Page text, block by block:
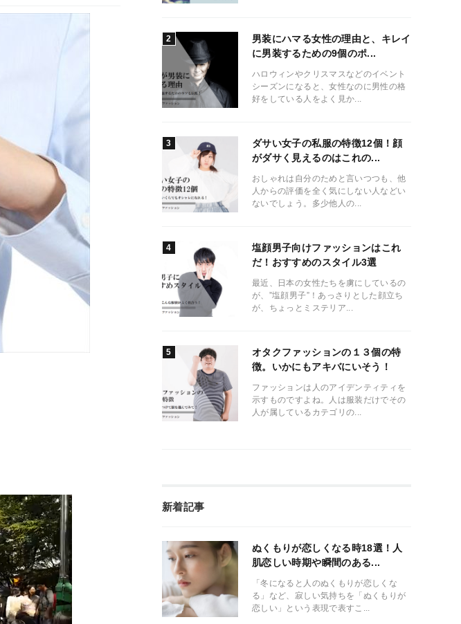
男装にハマる女性の理由と、キレイ
に男装するための9個のポ...
ハロウィンやクリスマスなどのイベント
シーズンになると、女性なのに男性の格
好をしている人をよく見か...
ダサい女子の私服の特徴12個！顔
がダサく見えるのはこれの...
おしゃれは自分のためと言いつつも、他
人からの評価を全く気にしない人などい
ないでしょう。多少他人の...
塩顔男子向けファッションはこれ
だ！おすすめのスタイル3選
最近、日本の女性たちを虜にしているの
が、”塩顔男子”！あっさりとした顔立ち
が、ちょっとミステリア...
オタクファッションの１３個の特
徴。いかにもアキバにいそう！
ファッションは人のアイデンティティを
示すものですよね。人は服装だけでその
人が属しているカテゴリの...
新着記事
ぬくもりが恋しくなる時18選！人
肌恋しい時期や瞬間のある...
「冬になると人のぬくもりが恋しくな
る」など、寂しい気持ちを「ぬくもりが
恋しい」という表現で表すこ...